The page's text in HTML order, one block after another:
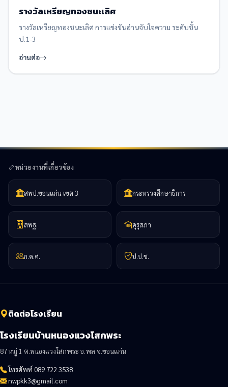
รางวัลเหรียญทองชนะเลิศ
รางวัลเหรียญทองชนะเลิศ การแข่งขันอ่านจับใจความ ระดับชั้น
ป.1-3
อ่านต่อ
หน่วยงานที่เกี่ยวข้อง
สพป.ขอนแก่น เขต 3 กระทรวงศึกษาธิการ
สพฐ. คุรุสภา
ก.ค.ศ. ป.ป.ช.
ติดต่อโรงเรียน
โรงเรียนบ้านหนองแวงโสกพระ
87 หมู่ 1 ต.หนองแวงโสกพระ อ.พล จ.ขอนแก่น
โทรศัพท์ 089 722 3538
nwpkk3@gmail.com